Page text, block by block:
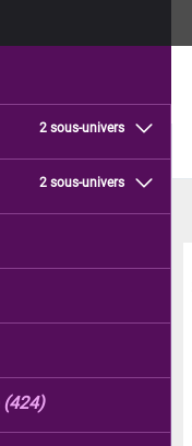
2 sous-univers
2 sous-univers
(424)